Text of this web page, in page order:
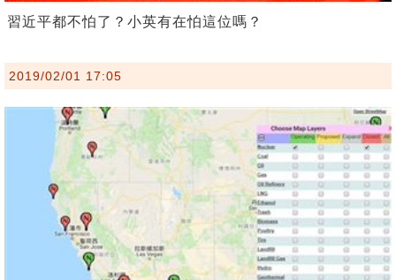
習近平都不怕了？小英有在怕這位嗎？
2019/02/01 17:05